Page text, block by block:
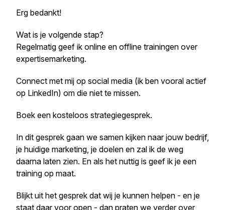
Erg bedankt!
Wat is je volgende stap?
Regelmatig geef ik online en offline trainingen over
expertisemarketing.
Connect met mij op social media (ik ben vooral actief
op LinkedIn) om die niet te missen.
Boek een kosteloos strategiegesprek.
In dit gesprek gaan we samen kijken naar jouw bedrijf,
je huidige marketing, je doelen en zal ik de weg
daarna laten zien. En als het nuttig is geef ik je een
training op maat.
Blijkt uit het gesprek dat wij je kunnen helpen - en je
staat daar voor open - dan praten we verder over